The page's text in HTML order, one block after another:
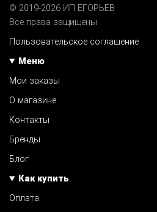
© 2019-2026 ИП ЕГОРЬЕВ
Все права защищены
Пользовательское соглашение
Меню
Мои заказы
О магазине
Контакты
Бренды
Блог
Как купить
Оплата